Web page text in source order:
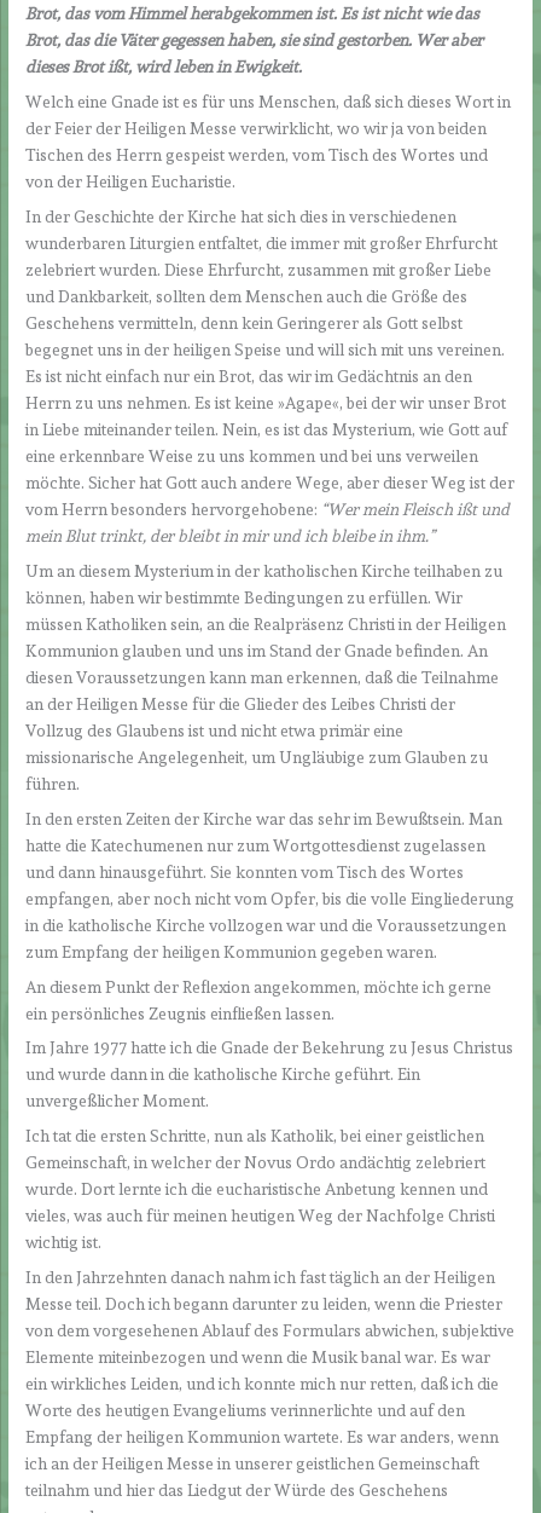
Brot, das vom Himmel herabgekommen ist. Es ist nicht wie das
Brot, das die Väter gegessen haben, sie sind gestorben. Wer aber
dieses Brot ißt, wird leben in Ewigkeit.
Welch eine Gnade ist es für uns Menschen, daß sich dieses Wort in
der Feier der Heiligen Messe verwirklicht, wo wir ja von beiden
Tischen des Herrn gespeist werden, vom Tisch des Wortes und
von der Heiligen Eucharistie.
In der Geschichte der Kirche hat sich dies in verschiedenen
wunderbaren Liturgien entfaltet, die immer mit großer Ehrfurcht
zelebriert wurden. Diese Ehrfurcht, zusammen mit großer Liebe
und Dankbarkeit, sollten dem Menschen auch die Größe des
Geschehens vermitteln, denn kein Geringerer als Gott selbst
begegnet uns in der heiligen Speise und will sich mit uns vereinen.
Es ist nicht einfach nur ein Brot, das wir im Gedächtnis an den
Herrn zu uns nehmen. Es ist keine »Agape«, bei der wir unser Brot
in Liebe miteinander teilen. Nein, es ist das Mysterium, wie Gott auf
eine erkennbare Weise zu uns kommen und bei uns verweilen
möchte. Sicher hat Gott auch andere Wege, aber dieser Weg ist der
vom Herrn besonders hervorgehobene: “Wer mein Fleisch ißt und
mein Blut trinkt, der bleibt in mir und ich bleibe in ihm.”
Um an diesem Mysterium in der katholischen Kirche teilhaben zu
können, haben wir bestimmte Bedingungen zu erfüllen. Wir
müssen Katholiken sein, an die Realpräsenz Christi in der Heiligen
Kommunion glauben und uns im Stand der Gnade befinden. An
diesen Voraussetzungen kann man erkennen, daß die Teilnahme
an der Heiligen Messe für die Glieder des Leibes Christi der
Vollzug des Glaubens ist und nicht etwa primär eine
missionarische Angelegenheit, um Ungläubige zum Glauben zu
führen.
In den ersten Zeiten der Kirche war das sehr im Bewußtsein. Man
hatte die Katechumenen nur zum Wortgottesdienst zugelassen
und dann hinausgeführt. Sie konnten vom Tisch des Wortes
empfangen, aber noch nicht vom Opfer, bis die volle Eingliederung
in die katholische Kirche vollzogen war und die Voraussetzungen
zum Empfang der heiligen Kommunion gegeben waren.
An diesem Punkt der Reflexion angekommen, möchte ich gerne
ein persönliches Zeugnis einfließen lassen.
Im Jahre 1977 hatte ich die Gnade der Bekehrung zu Jesus Christus
und wurde dann in die katholische Kirche geführt. Ein
unvergeßlicher Moment.
Ich tat die ersten Schritte, nun als Katholik, bei einer geistlichen
Gemeinschaft, in welcher der Novus Ordo andächtig zelebriert
wurde. Dort lernte ich die eucharistische Anbetung kennen und
vieles, was auch für meinen heutigen Weg der Nachfolge Christi
wichtig ist.
In den Jahrzehnten danach nahm ich fast täglich an der Heiligen
Messe teil. Doch ich begann darunter zu leiden, wenn die Priester
von dem vorgesehenen Ablauf des Formulars abwichen, subjektive
Elemente miteinbezogen und wenn die Musik banal war. Es war
ein wirkliches Leiden, und ich konnte mich nur retten, daß ich die
Worte des heutigen Evangeliums verinnerlichte und auf den
Empfang der heiligen Kommunion wartete. Es war anders, wenn
ich an der Heiligen Messe in unserer geistlichen Gemeinschaft
teilnahm und hier das Liedgut der Würde des Geschehens